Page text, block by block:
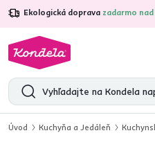
Ekologická doprava zadarmo
4,7 31 333
Úvod Kuchyňa a Jedáleň